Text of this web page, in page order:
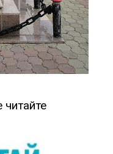
читайте